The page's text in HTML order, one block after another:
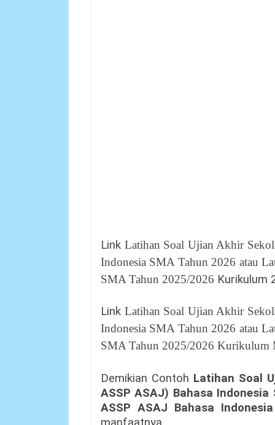
Link Latihan Soal Ujian Akhir
Indonesia SMA Tahun 2026 atau
SMA Tahun 2025/2026 Kurikulum
Link Latihan Soal Ujian Akhir
Indonesia SMA Tahun 2026 atau
SMA Tahun 2025/2026 Kurikulum
Demikian Contoh Latihan Soal
ASSP ASAJ) Bahasa Indonesia
ASSP ASAJ Bahasa